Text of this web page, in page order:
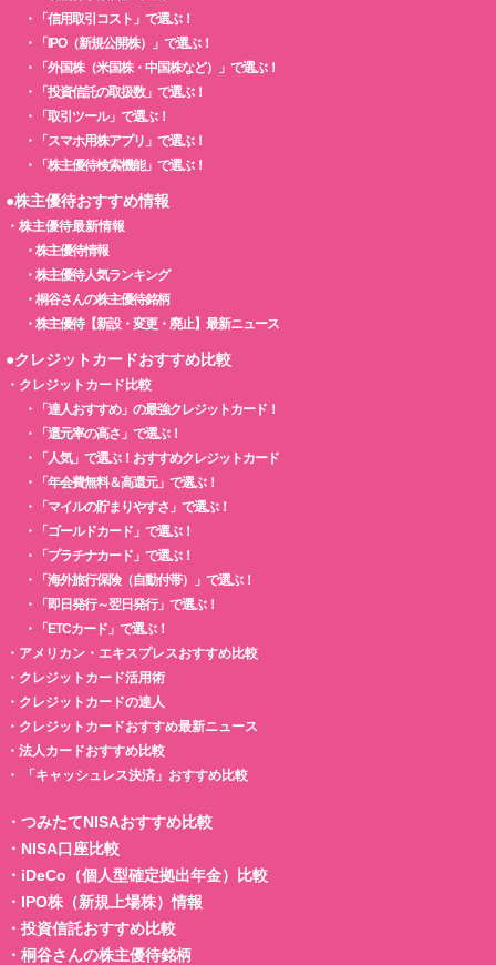
・
「信用取引コスト」で選ぶ！
・
「IPO（新規公開株）」で選ぶ！
・
「外国株（米国株・中国株など）」で選ぶ！
・
「投資信託の取扱数」で選ぶ！
・
「取引ツール」で選ぶ！
・
「スマホ用株アプリ」で選ぶ！
・
「株主優待検索機能」で選ぶ！
●株主優待おすすめ情報
・ 株主優待最新情報
・ 株主優待情報
・ 株主優待人気ランキング
・ 桐谷さんの株主優待銘柄
・ 株主優待【新設・変更・廃止】最新ニュース
●クレジットカードおすすめ比較
・ クレジットカード比較
・
「達人おすすめ」の最強クレジットカード！
・
「還元率の高さ」で選ぶ！
・
「人気」で選ぶ！おすすめクレジットカード
・
「年会費無料＆高還元」で選ぶ！
・
「マイルの貯まりやすさ」で選ぶ！
・
「ゴールドカード」で選ぶ！
・
「プラチナカード」で選ぶ！
・
「海外旅行保険（自動付帯）」で選ぶ！
・
「即日発行～翌日発行」で選ぶ！
・
「ETCカード」で選ぶ！
・ アメリカン・エキスプレスおすすめ比較
・ クレジットカード活用術
・ クレジットカードの達人
・ クレジットカードおすすめ最新ニュース
・ 法人カードおすすめ比較
・
「キャッシュレス決済」おすすめ比較
・ つみたてNISAおすすめ比較
・ NISA口座比較
・ iDeCo（個人型確定拠出年金）比較
・ IPO株（新規上場株）情報
・ 投資信託おすすめ比較
・ 桐谷さんの株主優待銘柄